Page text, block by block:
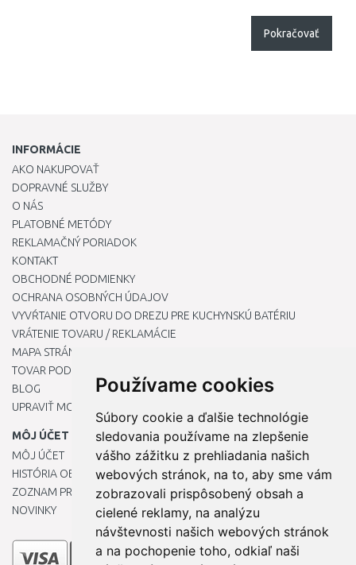
Používame cookies
Súbory cookie a ďalšie technológie
sledovania používame na zlepšenie
vášho zážitku z prehliadania našich
webových stránok, na to, aby sme vám
zobrazovali prispôsobený obsah a
cielené reklamy, na analýzu
návštevnosti našich webových stránok
a na pochopenie toho, odkiaľ naši
Pokračovať
INFORMÁCIE
AKO NAKUPOVAŤ
DOPRAVNÉ SLUŽBY
O NÁS
PLATOBNÉ METÓDY
REKLAMAČNÝ PORIADOK
KONTAKT
OBCHODNÉ PODMIENKY
OCHRANA OSOBNÝCH ÚDAJOV
VYVŔTANIE OTVORU DO DREZU PRE KUCHYNSKÚ BATÉRIU
VRÁTENIE TOVARU / REKLAMÁCIE
MAPA STRÁNOK
TOVAR PODĽA ZNAČIEK
BLOG
UPRAVIŤ MOJE PREDVOĽBY COOKIES
MÔJ ÚČET
MÔJ ÚČET
HISTÓRIA OBJEDNÁVOK
ZOZNAM PRIANÍ
NOVINKY